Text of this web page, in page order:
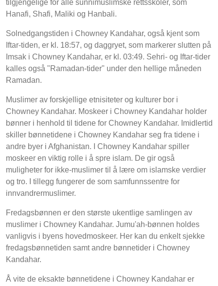
tilgjengelige for alle sunnimuslimske rettsskoler, som
Hanafi, Shafi, Maliki og Hanbali.
Solnedgangstiden i Chowney Kandahar, også kjent som
Iftar-tiden, er kl. 18:57, og daggryet, som markerer slutten på
Imsak i Chowney Kandahar, er kl. 03:49. Sehri- og Iftar-tider
kalles også "Ramadan-tider" under den hellige måneden
Ramadan.
Muslimer av forskjellige etnisiteter og kulturer bor i
Chowney Kandahar. Moskeer i Chowney Kandahar holder
bønner i henhold til tidene for Chowney Kandahar. Imidlertid
skiller bønnetidene i Chowney Kandahar seg fra tidene i
andre byer i Afghanistan. I Chowney Kandahar spiller
moskeer en viktig rolle i å spre islam. De gir også
muligheter for ikke-muslimer til å lære om islamske verdier
og tro. I tillegg fungerer de som samfunnssentre for
innvandrermuslimer.
Fredagsbønnen er den største ukentlige samlingen av
muslimer i Chowney Kandahar. Jumu'ah-bønnen holdes
vanligvis i byens hovedmoskeer. Her kan du enkelt sjekke
fredagsbønnetiden samt andre bønnetider i Chowney
Kandahar.
Å vite de eksakte bønnetidene i Chowney Kandahar er